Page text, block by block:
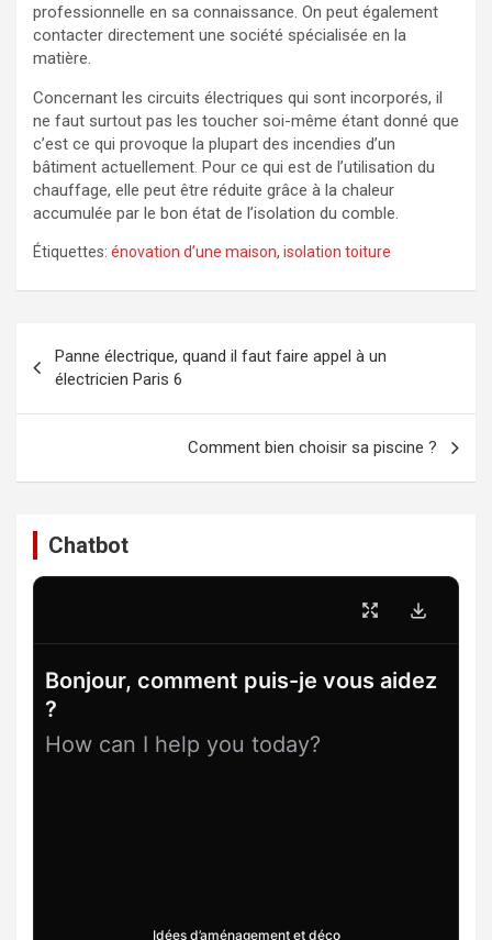
professionnelle en sa connaissance. On peut également
contacter directement une société spécialisée en la
matière.
Concernant les circuits électriques qui sont incorporés, il
ne faut surtout pas les toucher soi-même étant donné que
c’est ce qui provoque la plupart des incendies d’un
bâtiment actuellement. Pour ce qui est de l’utilisation du
chauffage, elle peut être réduite grâce à la chaleur
accumulée par le bon état de l’isolation du comble.
Étiquettes: énovation d’une maison, isolation toiture
de
l’article
Panne électrique, quand il faut faire appel à un
électricien Paris 6
Comment bien choisir sa piscine ?
Chatbot
Bonjour, comment puis-je vous aidez
?
How can I help you today?
Idées d’aménagement et déco